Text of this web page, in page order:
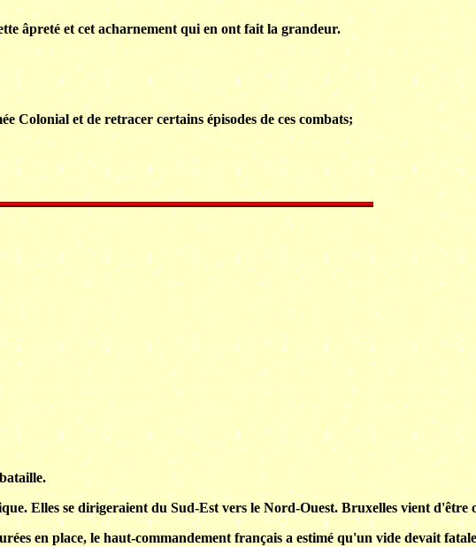
âpreté et cet acharnement qui en ont fait la grandeur.
Colonial et de retracer certains épisodes de ces combats;
Elles se dirigeraient du Sud-Est vers le Nord-Ouest. Bruxelles vient d'être
en place, le haut-commandement français a estimé qu'un vide devait